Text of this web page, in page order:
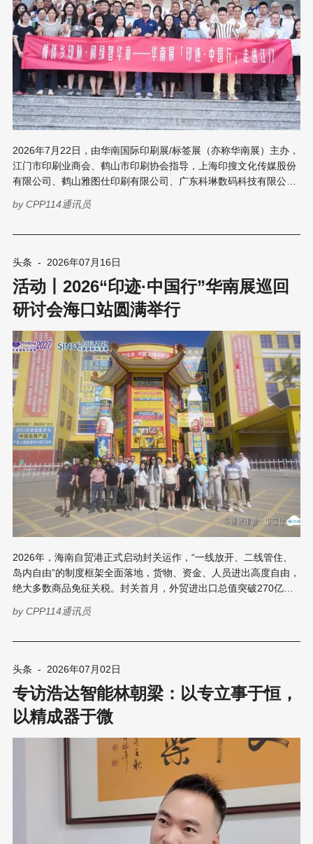
2026年7月22日，由华南国际印刷展/标签展（亦称华南展）主办，
江门市印刷业商会、鹤山市印刷协会指导，上海印搜文化传媒股份
有限公司、鹤山雅图仕印刷有限公司、广东科琳数码科技有限公司
门鹤山举行。 活动以“循侨乡印脉·阅绿智华章”为主题，组织全国印
访与座谈交流，探访标杆企业在绿色智造、数字化转型与合规体系
工厂 当日下午，华南展「印迹·中国行」交流团在集合点整队集合
后，首站便前往雅图仕。雅图仕以超规格礼遇接待了参观团一行。
作为亚洲规模最大的单体印刷工厂之一，雅图仕不仅为此次活动开
放了生产车间，更首度向交流团开放了“侨心向党——雅图仕企业展
厅”，让各位成员得以一睹这家印刷标杆企业的技术底蕴与创新成
果。 参观从雅图仕三期智能工厂的五楼天地盒包装车间开始。步入
车间，首先映入眼帘的是全自动包盒机，由上料、打包、垂直等部
位组成，纸张从输入端进入后，经
byCPP114通讯员
头条 - 2026年07月16日
活动丨2026“印迹·中国行”华南展巡回
研讨会海口站圆满举行
2026年，海南自贸港正式启动封关运作，“一线放开、二线管住、
岛内自由”的制度框架全面落地，货物、资金、人员进出高度自由，
绝大多数商品免征关税。封关首月，外贸进出口总值突破270亿
元，“零关税”政策惠及超万家企业。海南正从“政策高地”走向“市场
热土”。 这一变革直接拉动了印刷包装产业的增量需求。离岛免税
大幅攀升。跨境小单、高频迭代的订单特性，更与数码印刷的柔性
展将“印迹·中国行”全国巡回研讨会的首发站设于海口，以“热印自贸
港，掘金新市场”为主题，于7月9日至11日在海口希尔顿酒店成功
举办。活动旨在打通内地优质印刷包装资源与自贸港市场的双向通
道，帮助企业在高端定制、绿色制造、跨境出海等赛道上率先卡
贸展-华南国际印刷展标签展负责人周健灵在开篇致辞中阐释了“印
byCPP114通讯员
头条 - 2026年07月02日
专访浩达智能林朝梁：以专立事于恒，
以精成器于微